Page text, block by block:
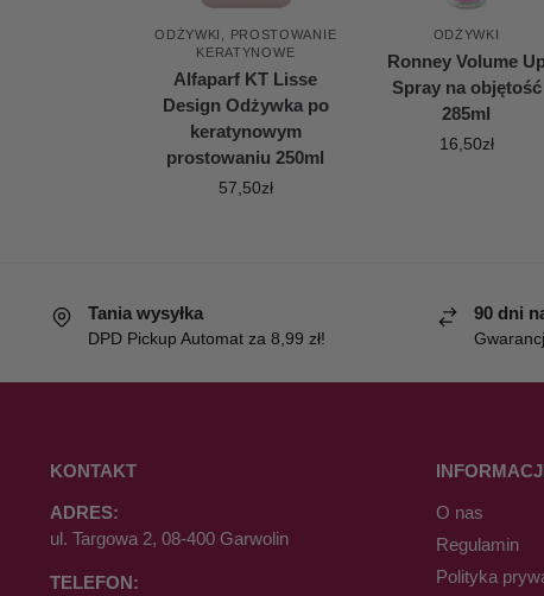
ODŻYWKI
PROSTOWANIE
KERATYNOWE
Alfaparf KT Lisse
Design Odżywka po
keratynowym
prostowaniu 250ml
57,50zł
ODŻYWKI
Ronney Volume
Spray na objętość
285ml
16,50zł
Tania wysyłka
DPD Pickup Automat za 8,99 zł!
90 dni
KONTAKT
ADRES:
ul. Targowa 2, 08-400 Garwolin
TELEFON:
O nas
Regulamin
Polityka